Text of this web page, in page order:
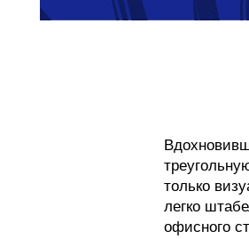
только
легко
офисного